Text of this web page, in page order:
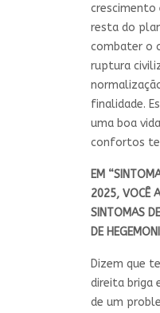
crescimento
resta do
combater o
ruptura
finalidade.
uma boa
confortos
EM
2025, VOCÊ
SINTOMAS
DE
Dizem que
direita briga
de um